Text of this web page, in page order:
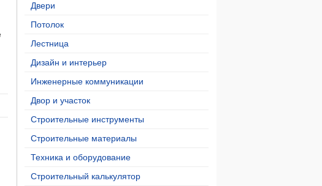
Двери
Потолок
Лестница
Дизайн и интерьер
Инженерные коммуникации
Двор и участок
Строительные инструменты
Строительные материалы
Техника и оборудование
Строительный калькулятор